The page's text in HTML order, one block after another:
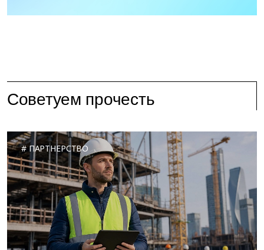
Советуем прочесть
ПАРТНЕРСТВО